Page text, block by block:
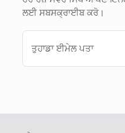
ਲਈ ਸਬਸਕ੍ਰਾਈਬ ਕਰੋ।